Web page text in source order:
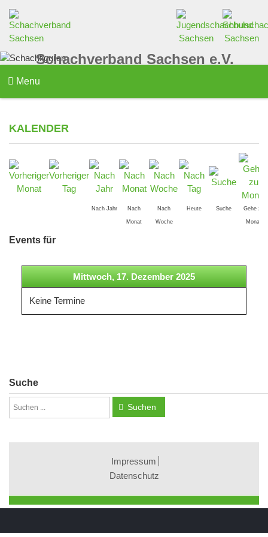
Schachverband Sachsen e.V.
Menu
KALENDER
Nach Jahr Nach
Monat
Nach
Woche
Heute Suche Gehe zu
Monat
Events für
Mittwoch, 17. Dezember 2025
Keine Termine
Suche
Suchen
Impressum
Datenschutz